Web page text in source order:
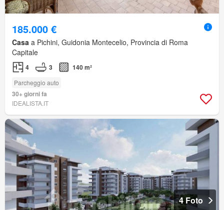
185.000 €
Casa a Pichini, Guidonia Montecelio, Provincia di Roma
Capitale
4 3 140 m²
Parcheggio auto
30+ giorni fa
IDEALISTA.IT
4 Foto